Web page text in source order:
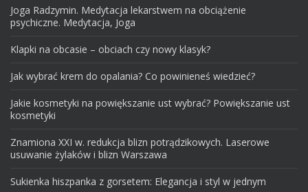
Joga Radzymin. Medytacja lekarstwem na obciążenie
psychiczne. Medytacja, Joga
Klapki na obcasie – obciach czy nowy klasyk?
Jak wybrać krem do opalania? Co powinieneś wiedzieć?
Jakie kosmetyki na powiększanie ust wybrać? Powiększanie ust
kosmetyki
Znamiona XXI w. redukcja blizn potrądzikowych. Laserowe
usuwanie żylaków i blizn Warszawa
Sukienka hiszpanka z gorsetem: Elegancja i styl w jednym